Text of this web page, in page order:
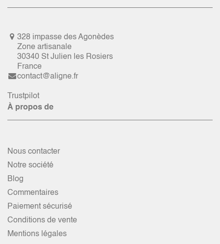
328 impasse des Agonèdes
Zone artisanale
30340 St Julien les Rosiers
France
contact@aligne.fr
Trustpilot
À propos de
Nous contacter
Notre société
Blog
Commentaires
Paiement sécurisé
Conditions de vente
Mentions légales